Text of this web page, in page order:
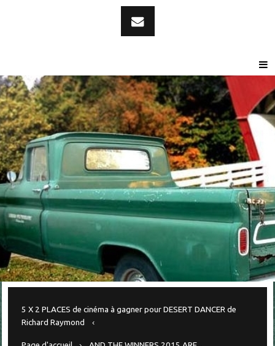
5 X 2 PLACES de cinéma à gagner pour DESERT DANCER de
Richard Raymond